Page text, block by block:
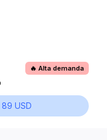
🔥 Alta demanda
USD